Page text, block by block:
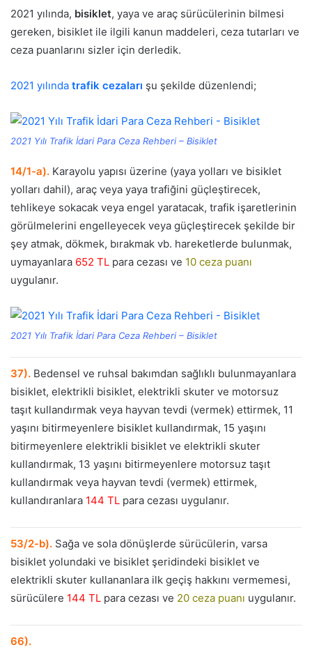
2021 yılında, bisiklet, yaya ve araç sürücülerinin bilmesi
gereken, bisiklet ile ilgili kanun maddeleri, ceza tutarları ve
ceza puanlarını sizler için derledik.
2021 yılında trafik cezaları şu şekilde düzenlendi;
2021 Yılı Trafik İdari Para Ceza Rehberi – Bisiklet
14/1-a). Karayolu yapısı üzerine (yaya yolları ve bisiklet
yolları dahil), araç veya yaya trafiğini güçleştirecek,
tehlikeye sokacak veya engel yaratacak, trafik işaretlerinin
görülmelerini engelleyecek veya güçleştirecek şekilde bir
şey atmak, dökmek, bırakmak vb. hareketlerde bulunmak,
uymayanlara 652 TL para cezası ve 10 ceza puanı
uygulanır.
2021 Yılı Trafik İdari Para Ceza Rehberi – Bisiklet
37). Bedensel ve ruhsal bakımdan sağlıklı bulunmayanlara
bisiklet, elektrikli bisiklet, elektrikli skuter ve motorsuz
taşıt kullandırmak veya hayvan tevdi (vermek) ettirmek, 11
yaşını bitirmeyenlere bisiklet kullandırmak, 15 yaşını
bitirmeyenlere elektrikli bisiklet ve elektrikli skuter
kullandırmak, 13 yaşını bitirmeyenlere motorsuz taşıt
kullandırmak veya hayvan tevdi (vermek) ettirmek,
kullandıranlara 144 TL para cezası uygulanır.
53/2-b). Sağa ve sola dönüşlerde sürücülerin, varsa
bisiklet yolundaki ve bisiklet şeridindeki bisiklet ve
elektrikli skuter kullananlara ilk geçiş hakkını vermemesi,
sürücülere 144 TL para cezası ve 20 ceza puanı uygulanır.
66).